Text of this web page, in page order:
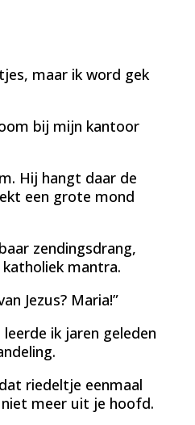
maar ik word gek
bij mijn kantoor
Hij hangt daar de
een grote mond
zendingsdrang,
mantra.
Jezus? Maria!”
ik jaren geleden
riedeltje eenmaal
meer uit je hoofd.